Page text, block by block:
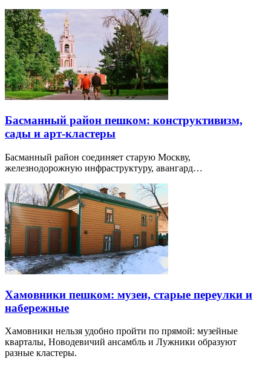
Басманный район пешком: конструктивизм,
сады и арт-кластеры
Басманный район соединяет старую Москву,
железнодорожную инфраструктуру, авангард…
Хамовники пешком: музеи, старые переулки и
набережные
Хамовники нельзя удобно пройти по прямой: музейные
кварталы, Новодевичий ансамбль и Лужники образуют
разные кластеры.